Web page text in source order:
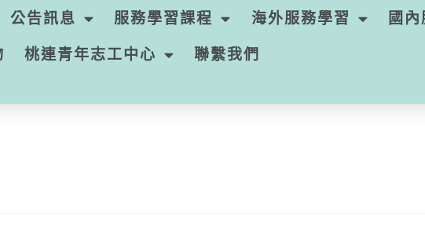
公告訊息 服務學習課程 海外服務學習
國
桃連青年志工中心 聯繫我們